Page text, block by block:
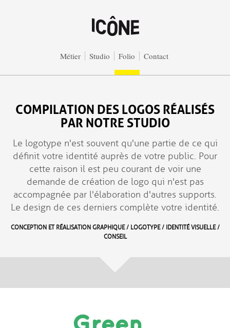
Métier Studio Folio Contact
COMPILATION DES LOGOS RÉALISÉS
PAR NOTRE STUDIO
Le logotype n'est souvent qu'une partie de ce qui
définit votre identité auprès de votre public. Pour
cette raison il est peu courant de voir une
demande de création de logo qui n'est pas
accompagnée par l'élaboration d'autres supports.
Le design de ces derniers complète votre identité.
CONCEPTION ET RÉALISATION GRAPHIQUE / LOGOTYPE / IDENTITÉ VISUELLE /
CONSEIL